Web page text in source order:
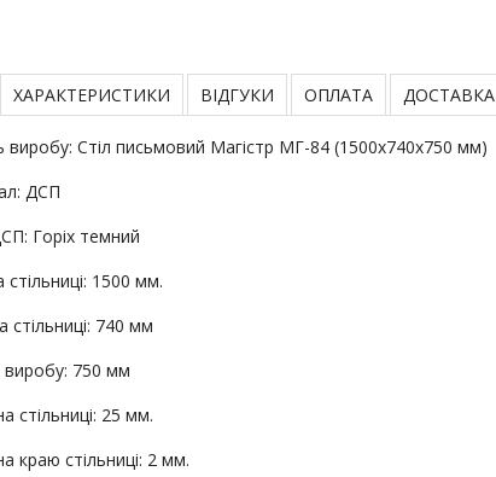
ХАРАКТЕРИСТИКИ ВІДГУКИ ОПЛАТА ДОСТАВКА
Стіл письмовий Магістр МГ-84 (1500х740х750 мм)
ДСП
Горіх темний
1500 мм.
стільниці: 740 мм
750 мм
стільниці: 25 мм.
краю стільниці: 2 мм.